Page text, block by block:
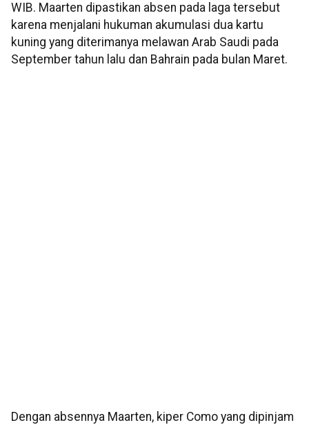
WIB. Maarten dipastikan absen pada laga tersebut
karena menjalani hukuman akumulasi dua kartu
kuning yang diterimanya melawan Arab Saudi pada
September tahun lalu dan Bahrain pada bulan Maret.
Dengan absennya Maarten, kiper Como yang dipinjam